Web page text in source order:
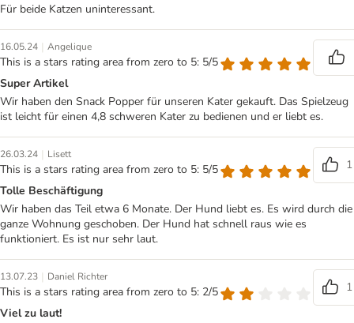
Für beide Katzen uninteressant.
16.05.24 | Angelique
This is a stars rating area from zero to 5: 5/5
Super Artikel
Wir haben den Snack Popper für unseren Kater gekauft. Das Spielzeug
ist leicht für einen 4,8 schweren Kater zu bedienen und er liebt es.
26.03.24 | Lisett
This is a stars rating area from zero to 5: 5/5
1
Tolle Beschäftigung
Wir haben das Teil etwa 6 Monate. Der Hund liebt es. Es wird durch die
ganze Wohnung geschoben. Der Hund hat schnell raus wie es
funktioniert. Es ist nur sehr laut.
13.07.23 | Daniel Richter
This is a stars rating area from zero to 5: 2/5
1
Viel zu laut!